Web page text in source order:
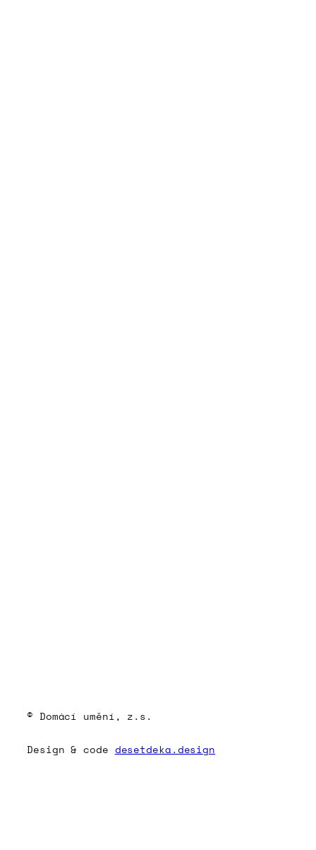
© Domácí umění, z.s.
Design & code desetdeka.design